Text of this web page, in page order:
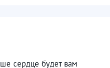
сердце будет вам